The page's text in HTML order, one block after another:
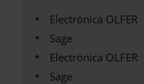
Electrónica OLFER
Sage
Electrónica OLFER
Sage